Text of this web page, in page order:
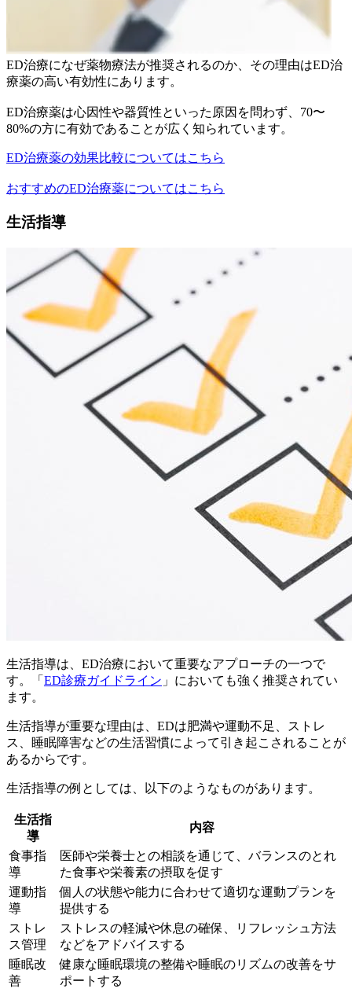
ED治療になぜ薬物療法が推奨されるのか、その理由はED治
療薬の高い有効性にあります。
ED治療薬は心因性や器質性といった原因を問わず、70〜
80%の方に有効であることが広く知られています。
ED治療薬の効果比較についてはこちら
おすすめのED治療薬についてはこちら
生活指導
生活指導は、ED治療において重要なアプローチの一つで
す。「 ED診療ガイドライン 」においても強く推奨されてい
ます。
生活指導が重要な理由は、 EDは肥満や運動不足、ストレ
ス、睡眠障害などの生活習慣によって引き起こされる ことが
あるからです。
生活指導の例としては、以下のようなものがあります。
生活指
導
内容
食事指
導
医師や栄養士との相談を通じて、バランスのとれ
た食事や栄養素の摂取を促す
運動指
導
個人の状態や能力に合わせて適切な運動プランを
提供する
ストレ
ス管理
ストレスの軽減や休息の確保、リフレッシュ方法
などをアドバイスする
睡眠改
善
健康な睡眠環境の整備や睡眠のリズムの改善をサ
ポートする